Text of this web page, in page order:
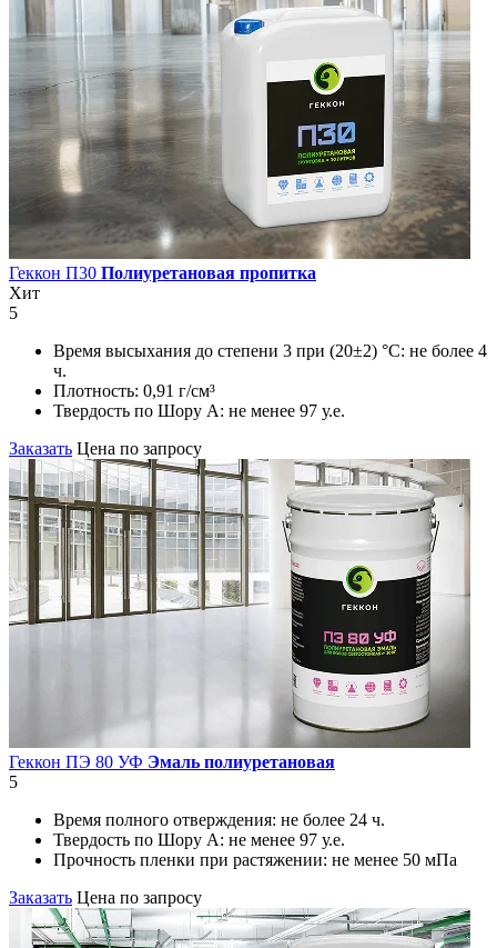
Геккон П30 Полиуретановая пропитка
Хит
5
Время высыхания до степени 3 при (20±2) °С: не более 4
ч.
Плотность: 0,91 г/см³
Твердость по Шору А: не менее 97 у.е.
Заказать Цена по запросу
Геккон ПЭ 80 УФ Эмаль полиуретановая
5
Время полного отверждения: не более 24 ч.
Твердость по Шору А: не менее 97 у.е.
Прочность пленки при растяжении: не менее 50 мПа
Заказать Цена по запросу